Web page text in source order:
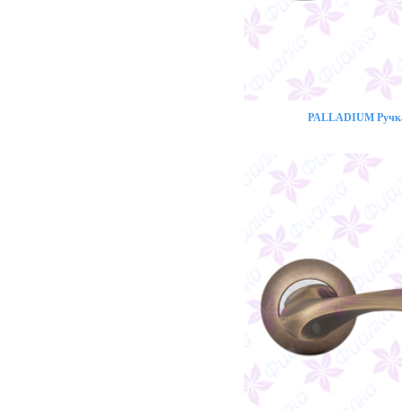
PALLADIUM